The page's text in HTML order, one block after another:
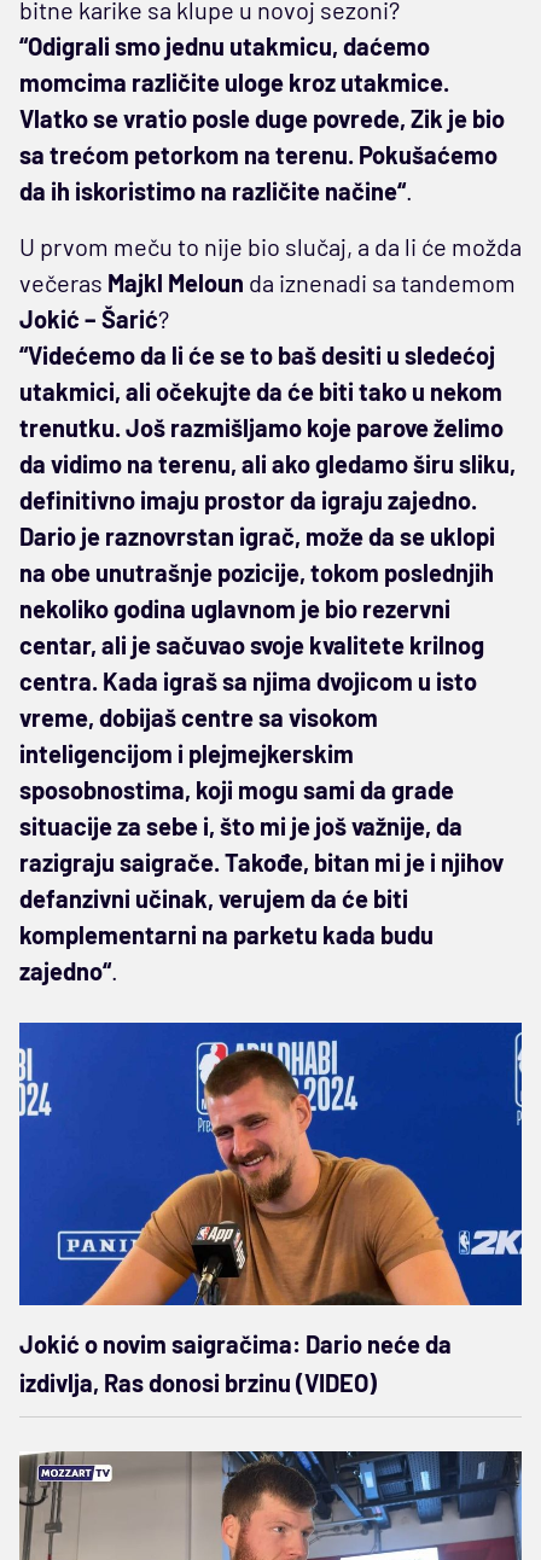
bitne karike sa klupe u novoj sezoni?
“Odigrali smo jednu utakmicu, daćemo
momcima različite uloge kroz utakmice.
Vlatko se vratio posle duge povrede, Zik je bio
sa trećom petorkom na terenu. Pokušaćemo
da ih iskoristimo na različite načine“.
U prvom meču to nije bio slučaj, a da li će možda
večeras Majkl Meloun da iznenadi sa tandemom
Jokić – Šarić?
“Videćemo da li će se to baš desiti u sledećoj
utakmici, ali očekujte da će biti tako u nekom
trenutku. Još razmišljamo koje parove želimo
da vidimo na terenu, ali ako gledamo širu sliku,
definitivno imaju prostor da igraju zajedno.
Dario je raznovrstan igrač, može da se uklopi
na obe unutrašnje pozicije, tokom poslednjih
nekoliko godina uglavnom je bio rezervni
centar, ali je sačuvao svoje kvalitete krilnog
centra. Kada igraš sa njima dvojicom u isto
vreme, dobijaš centre sa visokom
inteligencijom i plejmejkerskim
sposobnostima, koji mogu sami da grade
situacije za sebe i, što mi je još važnije, da
razigraju saigrače. Takođe, bitan mi je i njihov
defanzivni učinak, verujem da će biti
komplementarni na parketu kada budu
zajedno“.
Jokić o novim saigračima: Dario neće da
izdivlja, Ras donosi brzinu (VIDEO)